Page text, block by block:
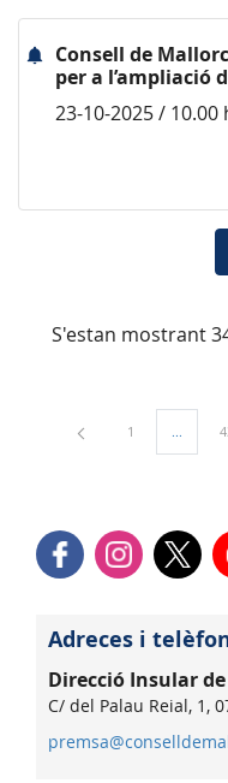
Consell de
per a l’ampliació
23-10-2025 / 10.00
S'estan mostrant
Pàgina
1 ...
Adreces i
Direcció Insular
C/ del Palau Reial, 1,